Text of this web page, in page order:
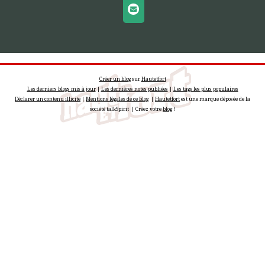
Créer un blogsurHautetfort
Les derniers blogs mis à jour|Les dernières notes publiées |Les tags les plus populaires
Déclarer un contenu illicite|Mentions légales de ce blog| Hautetfortest une marque déposée de la
société talkSpirit | Créez votreblog!